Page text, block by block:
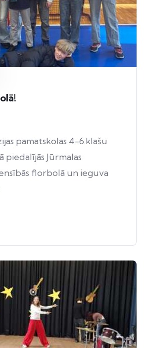
pamatskolas 4-6.klašu
piedalījās Jūrmalas
florbolā un ieguva